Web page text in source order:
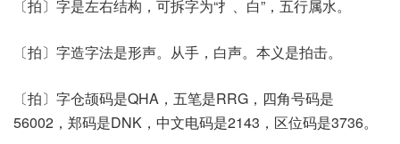
〔拍〕字是左右结构，可拆字为“扌、白”，五行属水。
〔拍〕字造字法是形声。从手，白声。本义是拍击。
〔拍〕字仓颉码是QHA，五笔是RRG，四角号码是
56002，郑码是DNK，中文电码是2143，区位码是3736。